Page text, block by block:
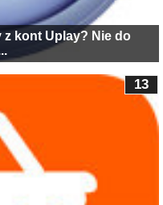
kont Uplay? Nie do
13